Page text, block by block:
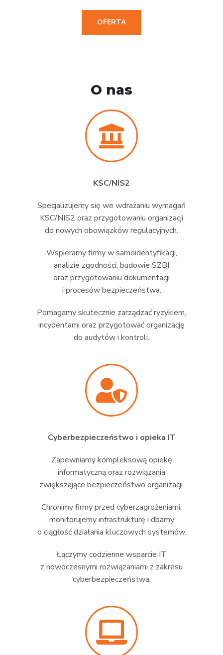
OFERTA
O nas
KSC/NIS2
Specjalizujemy się we wdrażaniu wymagań
KSC/NIS2 oraz przygotowaniu organizacji
do nowych obowiązków regulacyjnych.
Wspieramy firmy w samoidentyfikacji,
analizie zgodności, budowie SZBI
oraz przygotowaniu dokumentacji
i procesów bezpieczeństwa.
Pomagamy skutecznie zarządzać ryzykiem,
incydentami oraz przygotować organizację
do audytów i kontroli.
Cyberbezpieczeństwo i opieka IT
Zapewniamy kompleksową opiekę
informatyczną oraz rozwiązania
zwiększające bezpieczeństwo organizacji.
Chronimy firmy przed cyberzagrożeniami,
monitorujemy infrastrukturę i dbamy
o ciągłość działania kluczowych systemów.
Łączymy codzienne wsparcie IT
z nowoczesnymi rozwiązaniami z zakresu
cyberbezpieczeństwa.